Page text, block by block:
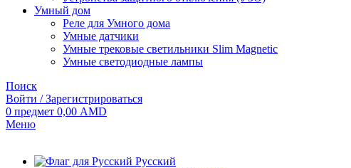
Умный дом
Реле для Умного дома
Умные датчики
Умные трековые светильники Slim Magnetic
Умные светодиодные лампы
Поиск
Войти / Зарегистрироваться
0 предмет 0,00 AMD
Меню
Русский